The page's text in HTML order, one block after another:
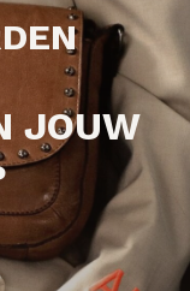
JOUW